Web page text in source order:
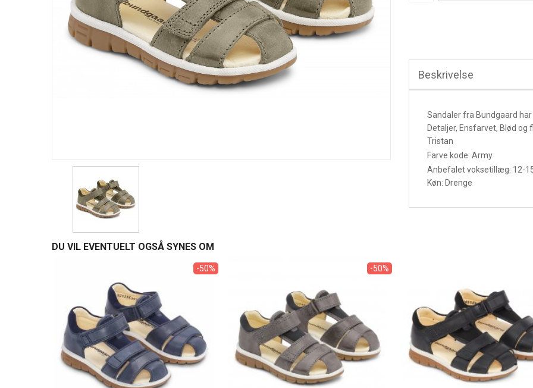
Beskrivelse
Sandaler fra Bundgaard
Detaljer, Ensfarvet, Blød og
Tristan
Farve kode: Army
Anbefalet voksetillæg: 12-
Køn: Drenge
DU VIL EVENTUELT OGSÅ SYNES OM
-50% -50%